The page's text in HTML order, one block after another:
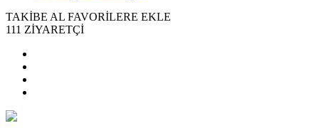
TAKİBE AL FAVORİLERE EKLE
111 ZİYARETÇİ